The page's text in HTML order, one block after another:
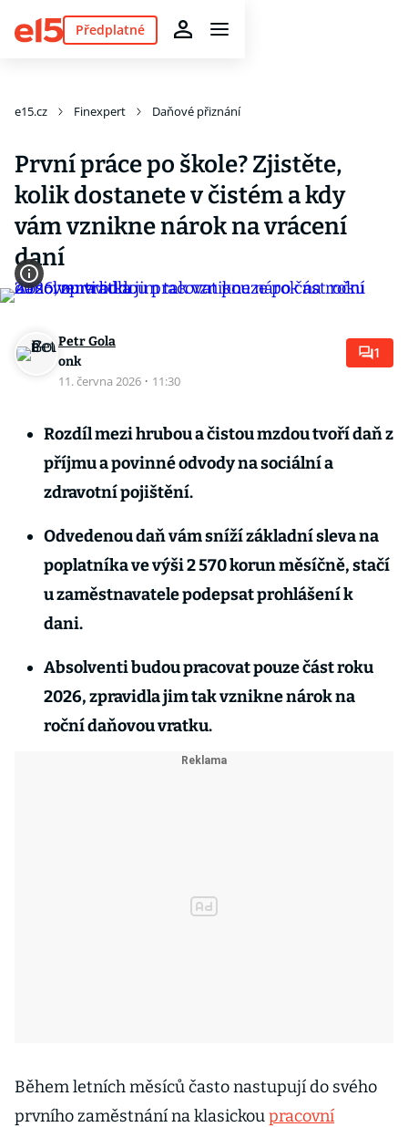
Předplatné
e15.cz Finexpert Daňové přiznání
První práce po škole? Zjistěte,
kolik dostanete v čistém a kdy
vám vznikne nárok na vrácení
daní
Petr Gola
onk
11. června 2026 · 11:30
1
Rozdíl mezi hrubou a čistou mzdou tvoří daň z
příjmu a povinné odvody na sociální a
zdravotní pojištění.
Odvedenou daň vám sníží základní sleva na
poplatníka ve výši 2 570 korun měsíčně, stačí
u zaměstnavatele podepsat prohlášení k
dani.
Absolventi budou pracovat pouze část roku
2026, zpravidla jim tak vznikne nárok na
roční daňovou vratku.
Během letních měsíců často nastupují do svého
prvního zaměstnání na klasickoupracovní